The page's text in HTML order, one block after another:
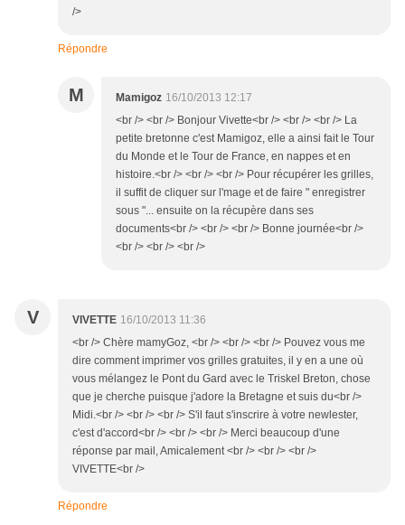
/>
Répondre
M Mamigoz 16/10/2013 12:17
<br /> <br /> Bonjour Vivette<br /> <br /> <br /> La
petite bretonne c'est Mamigoz, elle a ainsi fait le Tour
du Monde et le Tour de France, en nappes et en
histoire.<br /> <br /> <br /> Pour récupérer les grilles,
il suffit de cliquer sur l'mage et de faire " enregistrer
sous "... ensuite on la récupère dans ses
documents<br /> <br /> <br /> Bonne journée<br />
<br /> <br /> <br />
V VIVETTE 16/10/2013 11:36
<br /> Chère mamyGoz, <br /> <br /> <br /> Pouvez vous me
dire comment imprimer vos grilles gratuites, il y en a une où
vous mélangez le Pont du Gard avec le Triskel Breton, chose
que je cherche puisque j'adore la Bretagne et suis du<br />
Midi.<br /> <br /> <br /> S'il faut s'inscrire à votre newlester,
c'est d'accord<br /> <br /> <br /> Merci beaucoup d'une
réponse par mail, Amicalement <br /> <br /> <br />
VIVETTE<br />
Répondre